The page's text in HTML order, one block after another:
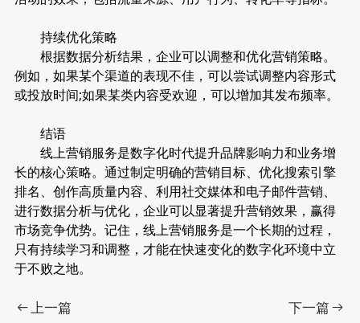
持续优化策略
根据数据分析结果，企业可以调整和优化营销策略。
例如，如果某个渠道的表现不佳，可以尝试调整内容形式
或投放时间;如果某类内容受欢迎，可以增加其发布频率。
结语
线上营销服务是数字化时代提升品牌影响力和业务增
长的核心策略。通过制定明确的营销目标、优化搜索引擎
排名、创作高质量内容、利用社交媒体和电子邮件营销、
进行数据分析与优化，企业可以显著提升营销效果，赢得
市场竞争优势。记住，线上营销服务是一个长期的过程，
只有持续学习和调整，才能在快速变化的数字化环境中立
于不败之地。
上一篇 下一篇